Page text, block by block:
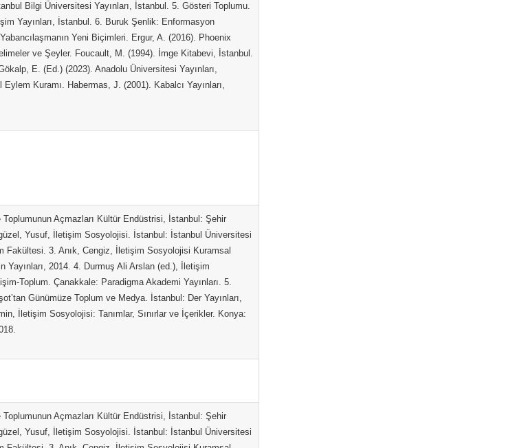
Bilgi Üniversitesi Yayınları, İstanbul. 5. Gösteri Toplumu.
Yayınları, İstanbul. 6. Buruk Şenlik: Enformasyon
Yeni Biçimleri. Ergur, A. (2016). Phoenix
ve Şeyler. Foucault, M. (1994). İmge Kitabevi, İstanbul.
E. (Ed.) (2023). Anadolu Üniversitesi Yayınları,
Kuramı. Habermas, J. (2001). Kabalcı Yayınları,
Toplumunun Açmazları Kültür Endüstrisi, İstanbul: Şehir
Yusuf, İletişim Sosyolojisi. İstanbul: İstanbul Üniversitesi
Fakültesi. 3. Anık, Cengiz, İletişim Sosyolojisi Kuramsal
Yayınları, 2014. 4. Durmuş Ali Arslan (ed.), İletişim
Toplum. Çanakkale: Paradigma Akademi Yayınları. 5.
Günümüze Toplum ve Medya. İstanbul: Der Yayınları,
İletişim Sosyolojisi: Tanımlar, Sınırlar ve İçerikler. Konya:
Toplumunun Açmazları Kültür Endüstrisi, İstanbul: Şehir
Yusuf, İletişim Sosyolojisi. İstanbul: İstanbul Üniversitesi